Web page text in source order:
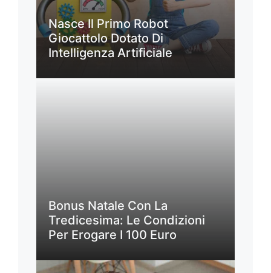
Nasce Il Primo Robot
Giocattolo Dotato Di
Intelligenza Artificiale
Bonus Natale Con La
Tredicesima: Le Condizioni
Per Erogare I 100 Euro